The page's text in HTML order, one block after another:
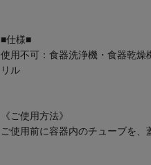
■仕様■
使用不可：食器洗浄機・食器乾
リル
《ご使用方法》
ご使用前に容器内のチューブを、